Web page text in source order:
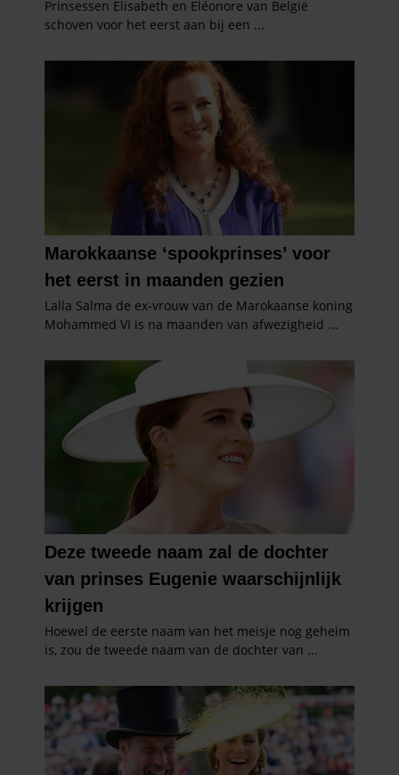
verzameld op basis van uw gebruik van hun services. U
gebruiken.